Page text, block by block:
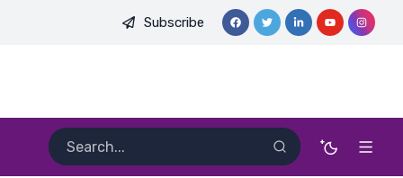
PE. HEITOR PEREIRA DIAS, FSA | Catedral de Sant’Ana |
Subscribe